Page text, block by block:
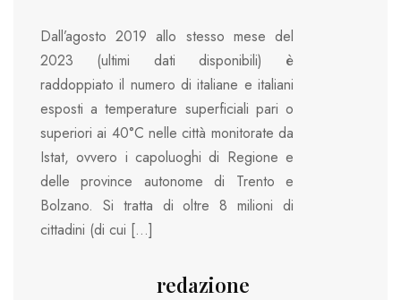
Dall’agosto 2019 allo stesso mese del
2023 (ultimi dati disponibili) è
raddoppiato il numero di italiane e italiani
esposti a temperature superficiali pari o
superiori ai 40°C nelle città monitorate da
Istat, ovvero i capoluoghi di Regione e
delle province autonome di Trento e
Bolzano. Si tratta di oltre 8 milioni di
cittadini (di cui […]
redazione